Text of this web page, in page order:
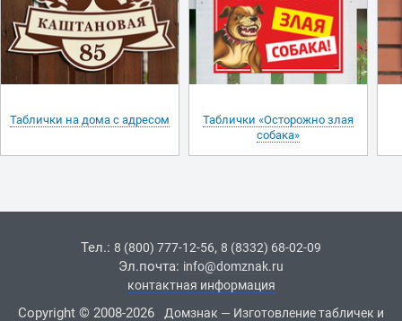
Таблички на дома с адресом
Таблички «Осторожно злая
собака»
Тел.: 8 (800) 777-12-56, 8 (8332) 68-02-09
Эл.почта: info@domznak.ru
контактная информация
Copyright © 2008-2026 Домзнак — Изготовление табличек и